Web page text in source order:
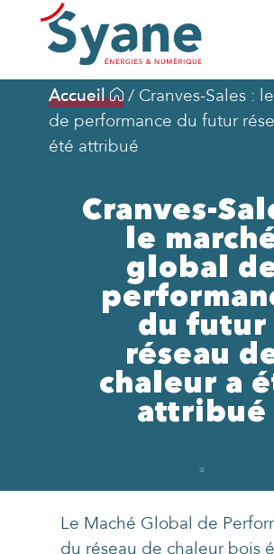
Accueil / Cranves-Sales :
de performance du futur
été attribué
Cranves-
le
global
du futur
réseau
chaleur a
attribué
Le Maché Global de
du réseau de chaleur bois